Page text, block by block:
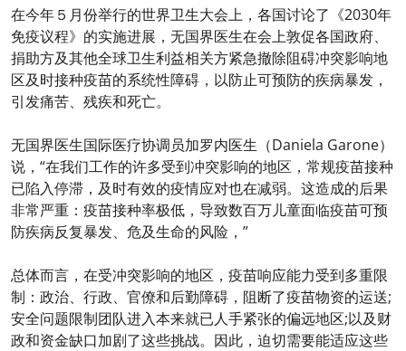
在今年５月份举行的世界卫生大会上，各国讨论了《2030年
免疫议程》的实施进展，无国界医生在会上敦促各国政府、
捐助方及其他全球卫生利益相关方紧急撤除阻碍冲突影响地
区及时接种疫苗的系统性障碍，以防止可预防的疾病暴发，
引发痛苦、残疾和死亡。
无国界医生国际医疗协调员加罗内医生（Daniela Garone）
说，“在我们工作的许多受到冲突影响的地区，常规疫苗接种
已陷入停滞，及时有效的疫情应对也在减弱。这造成的后果
非常严重：疫苗接种率极低，导致数百万儿童面临疫苗可预
防疾病反复暴发、危及生命的风险，”
总体而言，在受冲突影响的地区，疫苗响应能力受到多重限
制：政治、行政、官僚和后勤障碍，阻断了疫苗物资的运送;
安全问题限制团队进入本来就已人手紧张的偏远地区;以及财
政和资金缺口加剧了这些挑战。因此，迫切需要能适应这些